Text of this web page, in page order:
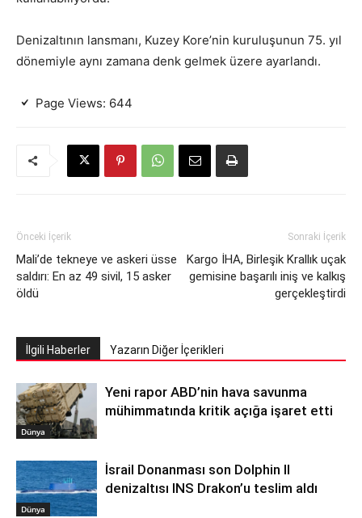
Denizaltının lansmanı, Kuzey Kore’nin kuruluşunun 75. yıl
dönemiyle aynı zamana denk gelmek üzere ayarlandı.
Page Views: 644
Önceki İçerik
Mali’de tekneye ve askeri üsse
saldırı: En az 49 sivil, 15 asker
öldü
Sonraki İçerik
Kargo İHA, Birleşik Krallık uçak
gemisine başarılı iniş ve kalkış
gerçekleştirdi
İlgili Haberler Yazarın Diğer İçerikleri
Dünya
Yeni rapor ABD’nin hava savunma
mühimmatında kritik açığa işaret etti
Dünya
İsrail Donanması son Dolphin II
denizaltısı INS Drakon’u teslim aldı